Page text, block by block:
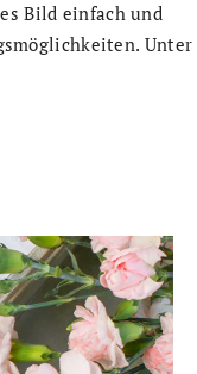
Bild einfach und
Unter